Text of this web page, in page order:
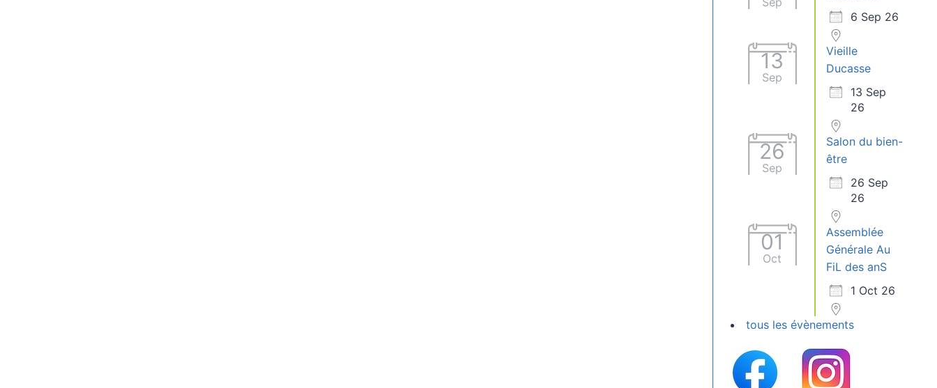
6 Sep 26
13
Sep
Vieille
Ducasse
13 Sep
26
26
Sep
Salon du bien-
être
26 Sep
26
01
Oct
Assemblée
Générale Au
FiL des anS
1 Oct 26
tous les évènements